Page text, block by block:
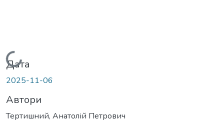
Вантажиться...
Дата
2025-11-06
Автори
Тертишний, Анатолій Петрович